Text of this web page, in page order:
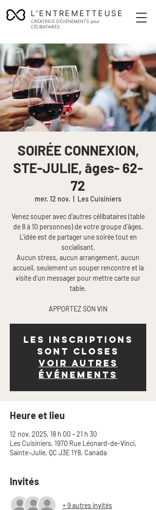
L'ENTREMETTEUSE
CRÉATRICE D'ÉVÉNEMENTS pour
CÉLIBATAIRES
SOIRÉE CONNEXION,
STE-JULIE, âges- 62-
72
mer. 12 nov. Les Cuisiniers
Venez souper avec d'autres célibataires (table
de 8 à 10 personnes) de votre groupe d'âges.
L'idée est de partager une soirée tout en
socialisant.
Aucun stress, aucun arrangement, aucun
accueil, seulement un souper rencontre et la
visite d'un messager pour mettre carte sur
table.
APPORTEZ SON VIN
Les inscriptions
sont closes
Voir autres
événements
Heure et lieu
12 nov. 2025, 18 h 00 – 21 h 30
Les Cuisiniers, 1970 Rue Léonard-de-Vinci,
Sainte-Julie, QC J3E 1Y8, Canada
Invités
+ 9 autres invités